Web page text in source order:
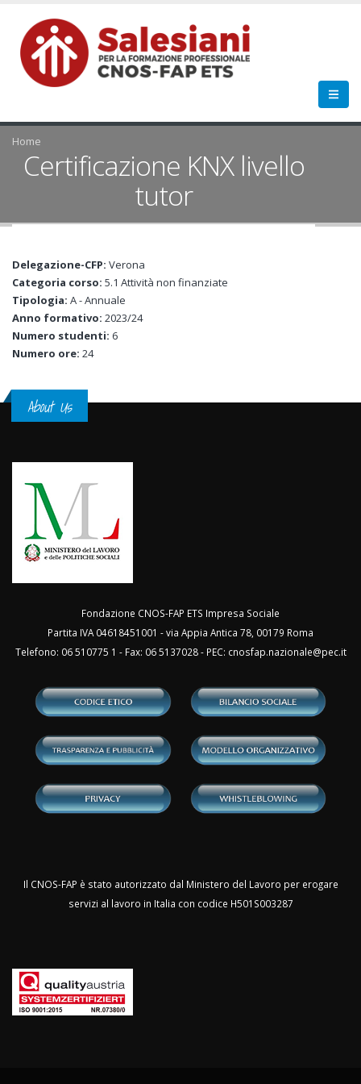
Home
Certificazione KNX livello
tutor
Delegazione-CFP: Verona
Categoria corso: 5.1 Attività non finanziate
Tipologia: A - Annuale
Anno formativo: 2023/24
Numero studenti: 6
Numero ore: 24
About Us
Fondazione CNOS-FAP ETS Impresa Sociale
Partita IVA 04618451001 - via Appia Antica 78, 00179 Roma
Telefono: 06 510775 1 - Fax: 06 5137028 - PEC: cnosfap.nazionale@pec.it
Il CNOS-FAP è stato autorizzato dal Ministero del Lavoro per erogare
servizi al lavoro in Italia con codice H501S003287